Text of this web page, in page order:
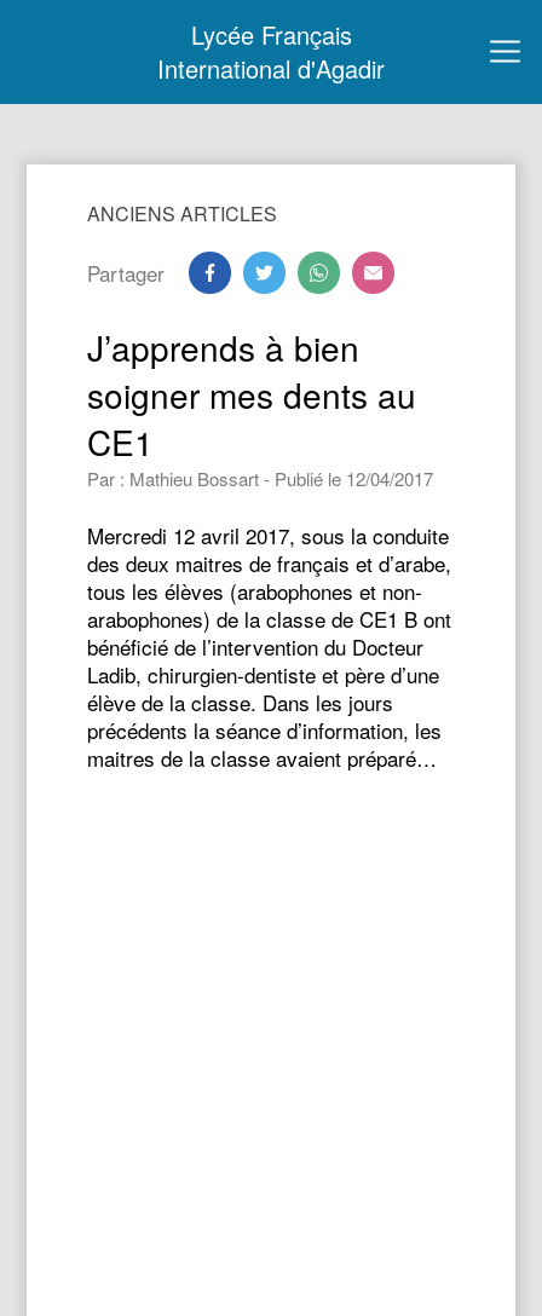
Lycée Français
International d'Agadir
ANCIENS ARTICLES
Partager
J’apprends à bien
soigner mes dents au
CE1
Par : Mathieu Bossart - Publié le 12/04/2017
Mercredi 12 avril 2017, sous la conduite
des deux maitres de français et d’arabe,
tous les élèves (arabophones et non-
arabophones) de la classe de CE1 B ont
bénéficié de l’intervention du Docteur
Ladib, chirurgien-dentiste et père d’une
élève de la classe. Dans les jours
précédents la séance d’information, les
maitres de la classe avaient préparé…